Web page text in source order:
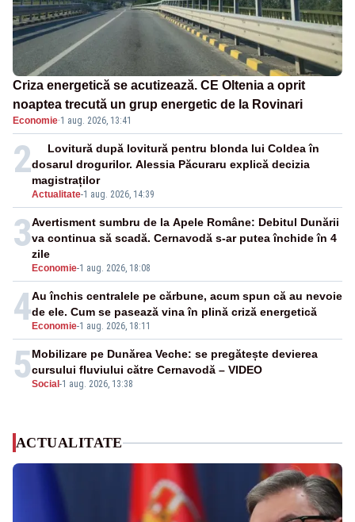
Criza energetică se acutizează. CE Oltenia a oprit
noaptea trecută un grup energetic de la Rovinari
Economie·1 aug. 2026, 13:41
2
Actualitate-1 aug. 2026, 14:39
Lovitură după lovitură pentru blonda lui Coldea în
dosarul drogurilor. Alessia Păcuraru explică decizia
magistraților
3
Economie-1 aug. 2026, 18:08
Avertisment sumbru de la Apele Române: Debitul Dunării
va continua să scadă. Cernavodă s-ar putea închide în 4
zile
4 Economie-1 aug. 2026, 18:11
Au închis centralele pe cărbune, acum spun că au nevoie
de ele. Cum se pasează vina în plină criză energetică
5Social -1 aug. 2026, 13:38
Mobilizare pe Dunărea Veche: se pregătește devierea
cursului fluviului către Cernavodă – VIDEO
ACTUALITATE